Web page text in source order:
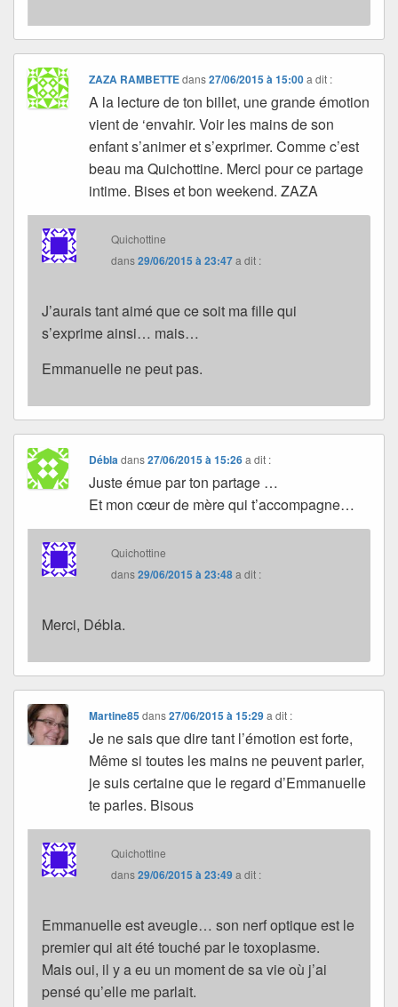
ZAZA RAMBETTEdans27/06/2015 à 15:00 a dit :
A la lecture de ton billet, une grande émotion
vient de ‘envahir. Voir les mains de son
enfant s’animer et s’exprimer. Comme c’est
beau ma Quichottine. Merci pour ce partage
intime. Bises et bon weekend. ZAZA
Quichottine
dans29/06/2015 à 23:47a dit :
J’aurais tant aimé que ce soit ma fille qui
s’exprime ainsi… mais…
Emmanuelle ne peut pas.
Débladans27/06/2015 à 15:26 a dit :
Juste émue par ton partage …
Et mon cœur de mère qui t’accompagne…
Quichottine
dans29/06/2015 à 23:48a dit :
Merci, Débla.
Martine85dans27/06/2015 à 15:29 a dit :
Je ne sais que dire tant l’émotion est forte,
Même si toutes les mains ne peuvent parler,
je suis certaine que le regard d’Emmanuelle
te parles. Bisous
Quichottine
dans29/06/2015 à 23:49a dit :
Emmanuelle est aveugle… son nerf optique est le
premier qui ait été touché par le toxoplasme.
Mais oui, il y a eu un moment de sa vie où j’ai
pensé qu’elle me parlait.